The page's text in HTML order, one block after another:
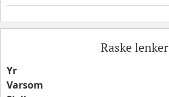
Raske lenker
Yr
Varsom